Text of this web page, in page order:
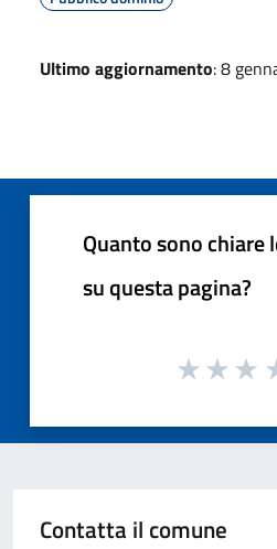
Ultimo aggiornamento: 8
Quanto sono
su questa pagina?
Contatta il comune